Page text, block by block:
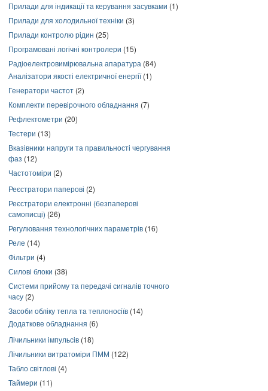
Прилади для індикації та керування засувками (1)
Прилади для холодильної техніки (3)
Прилади контролю рідин (25)
Програмовані логічні контролери (15)
Радіоелектровимірювальна апаратура (84)
Аналізатори якості електричної енергії(1)
Генератори частот (2)
Комплекти перевірочного обладнання (7)
Рефлектометри (20)
Тестери (13)
Вказівники напруги та правильності чергування
фаз (12)
Частотоміри (2)
Реєстратори паперові (2)
Реєстратори електронні (безпаперові
самописці) (26)
Регулювання технологічних параметрів (16)
Реле (14)
Фільтри (4)
Силові блоки (38)
Системи прийому та передачі сигналів точного
часу (2)
Засоби обліку тепла та теплоносіїв (14)
Додаткове обладнання (6)
Лічильники імпульсів (18)
Лічильники витратоміри ПММ (122)
Табло світлові (4)
Таймери (11)